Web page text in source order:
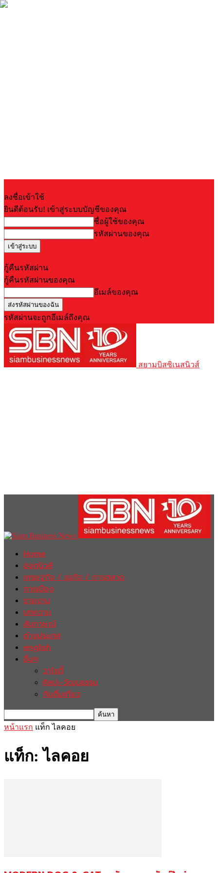
ลงชื่อเข้าใช้
ยินดีต้อนรับ! เข้าสู่ระบบบัญชีของคุณ
ชื่อผู้ใช้ของคุณ
รหัสผ่านของคุณ
กู้คืนรหัสผ่าน
กู้คืนรหัสผ่านของคุณ
อีเมล์ของคุณ
รหัสผ่านจะถูกอีเมล์ถึงคุณ
สยามบิสซิเนสนิวส์
Home
ฮอตนิวส์
เศรษฐกิจ / ธุรกิจ / การตลาด
การเมือง
รายงาน
บทความ
สัมภาษณ์
ต่างประเทศ
english
อื่นๆ
วาไรตี้
ศิลปะ-วัฒนธรรม
กินดื่มเที่ยว
หน้าแรก แท็ก ไลคอย
แท็ก: ไลคอย